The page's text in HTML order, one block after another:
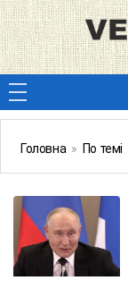
Головна » По темі